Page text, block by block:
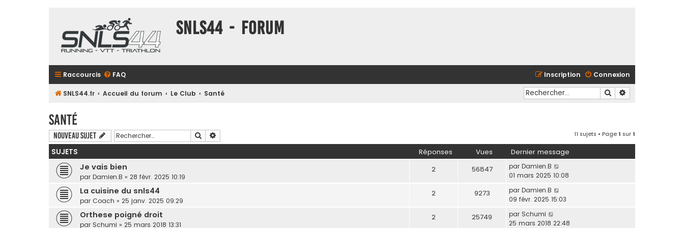
SNLS44 - Forum
Raccourcis FAQ Connexion
Inscription
SNLS44.fr Accueil du forum Le Club Santé Rechercher
Santé
Nouveau sujet Rechercher 11 sujets • Page1 sur1
SUJETS Réponses Vues Dernier message
Je vais bien
par Damien.B » 28 févr. 2025 10:19
2 56847 par Damien.B
01 mars 2025 10:08
La cuisine du snls44
par Coach » 25 janv. 2025 09:29
2 9273 par Damien.B
09 févr. 2025 15:03
Orthese poigné droit
par Schumi » 25 mars 2018 13:31
2 25749 par Schumi
25 mars 2018 22:48